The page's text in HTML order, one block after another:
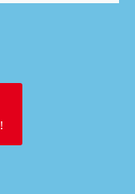
!